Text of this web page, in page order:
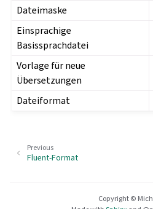
Dateimaske
Einsprachige
Basissprachdatei
Vorlage für neue
Übersetzungen
Dateiformat
Previous
Fluent-Format
Copyright ©